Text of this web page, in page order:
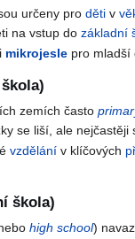
určeny proděti v
na vstup dozákladní
mikrojesle pro mladší
zemích často
se liší, ale
vzdělání v klíčových
škola)
high school)